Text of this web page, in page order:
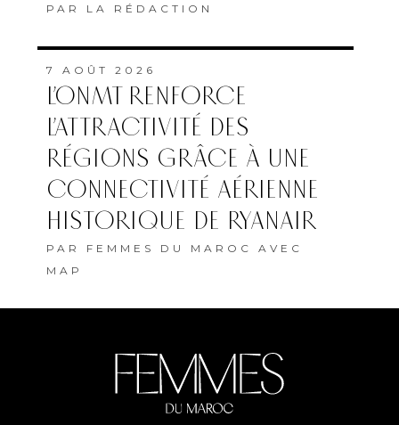
PAR LA RÉDACTION
7 AOÛT 2026
L’ONMT RENFORCE
L’ATTRACTIVITÉ DES
RÉGIONS GRÂCE À UNE
CONNECTIVITÉ AÉRIENNE
HISTORIQUE DE RYANAIR
PAR FEMMES DU MAROC AVEC
MAP